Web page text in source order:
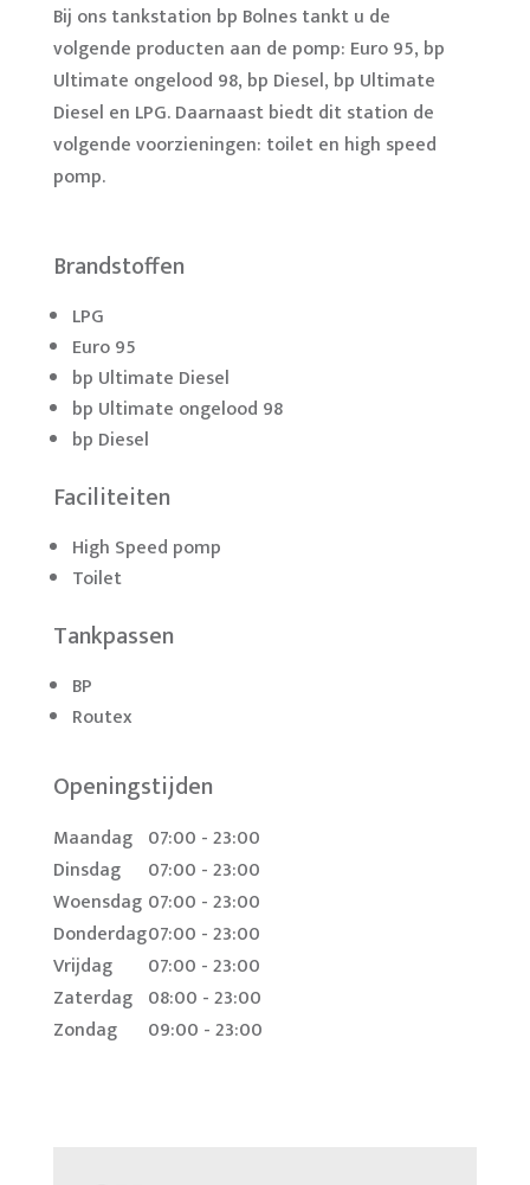
Bij ons tankstation bp Bolnes tankt u de
volgende producten aan de pomp: Euro 95, bp
Ultimate ongelood 98, bp Diesel, bp Ultimate
Diesel en LPG. Daarnaast biedt dit station de
volgende voorzieningen: toilet en high speed
pomp.
Brandstoffen
LPG
Euro 95
bp Ultimate Diesel
bp Ultimate ongelood 98
bp Diesel
Faciliteiten
High Speed pomp
Toilet
Tankpassen
BP
Routex
Openingstijden
Maandag 07:00 - 23:00
Dinsdag
07:00 - 23:00
Woensdag 07:00 - 23:00
Donderdag07:00 - 23:00
Vrijdag
07:00 - 23:00
Zaterdag 08:00 - 23:00
Zondag
09:00 - 23:00